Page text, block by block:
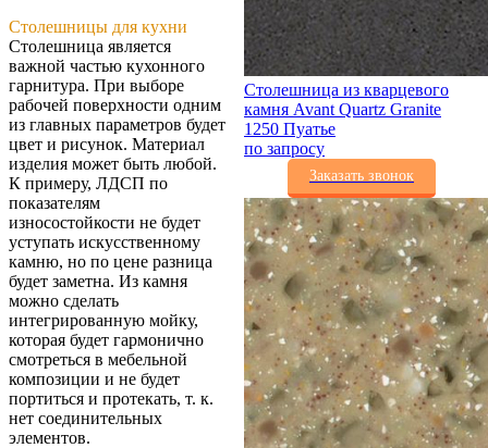
Столешницы для кухни
Столешница является
важной частью кухонного
гарнитура. При выборе
рабочей поверхности одним
из главных параметров будет
цвет и рисунок. Материал
изделия может быть любой.
К примеру, ЛДСП по
показателям
износостойкости не будет
уступать искусственному
камню, но по цене разница
будет заметна. Из камня
можно сделать
интегрированную мойку,
которая будет гармонично
смотреться в мебельной
композиции и не будет
портиться и протекать, т. к.
нет соединительных
элементов.
Столешница из кварцевого
камня Avant Quartz Granite
1250 Пуатье
по запросу
Заказать звонок